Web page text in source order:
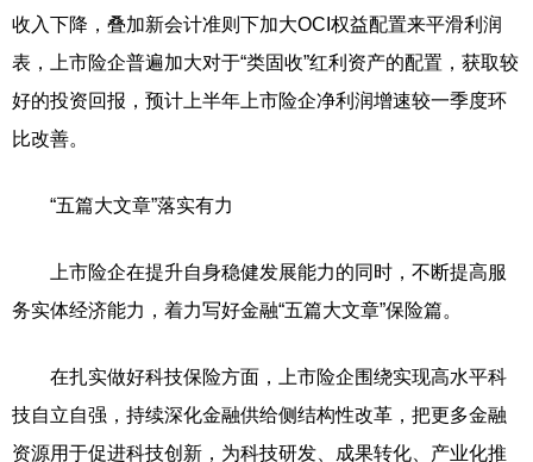
收入下降，叠加新会计准则下加大OCI权益配置来平滑利润
表，上市险企普遍加大对于“类固收”红利资产的配置，获取较
好的投资回报，预计上半年上市险企净利润增速较一季度环
比改善。
“五篇大文章”落实有力
上市险企在提升自身稳健发展能力的同时，不断提高服
务实体经济能力，着力写好金融“五篇大文章”保险篇。
在扎实做好科技保险方面，上市险企围绕实现高水平科
技自立自强，持续深化金融供给侧结构性改革，把更多金融
资源用于促进科技创新，为科技研发、成果转化、产业化推